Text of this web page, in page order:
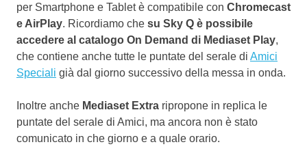
per Smartphone e Tablet è compatibile con Chromecast
e AirPlay. Ricordiamo che su Sky Q è possibile
accedere al catalogo On Demand di Mediaset Play,
che contiene anche tutte le puntate del serale di Amici
Speciali già dal giorno successivo della messa in onda.
Inoltre anche Mediaset Extra ripropone in replica le
puntate del serale di Amici, ma ancora non è stato
comunicato in che giorno e a quale orario.